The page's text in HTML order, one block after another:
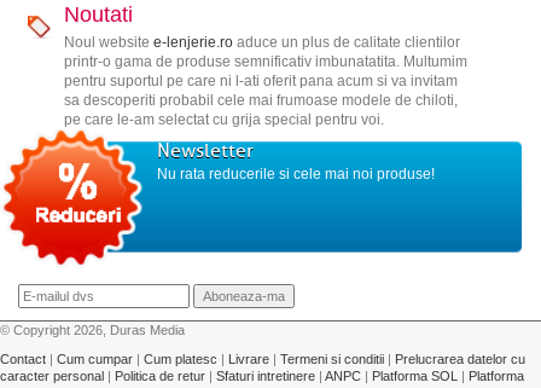
Noutati
Noul website e-lenjerie.roaduce un plus de calitate clientilor
printr-o gama de produse semnificativ imbunatatita. Multumim
pentru suportul pe care ni l-ati oferit pana acum si va invitam
sa descoperiti probabil cele mai frumoase modele de chiloti,
pe care le-am selectat cu grija special pentru voi.
Newsletter
Nu rata reducerile si cele mai noi produse!
© Copyright 2026, Duras Media
Contact
Cum cumpar Cum platesc Livrare Termeni si conditii
Prelucrarea datelor cu
caracter personal
Politica de retur Sfaturi intretinere ANPC Platforma SOL
Platforma